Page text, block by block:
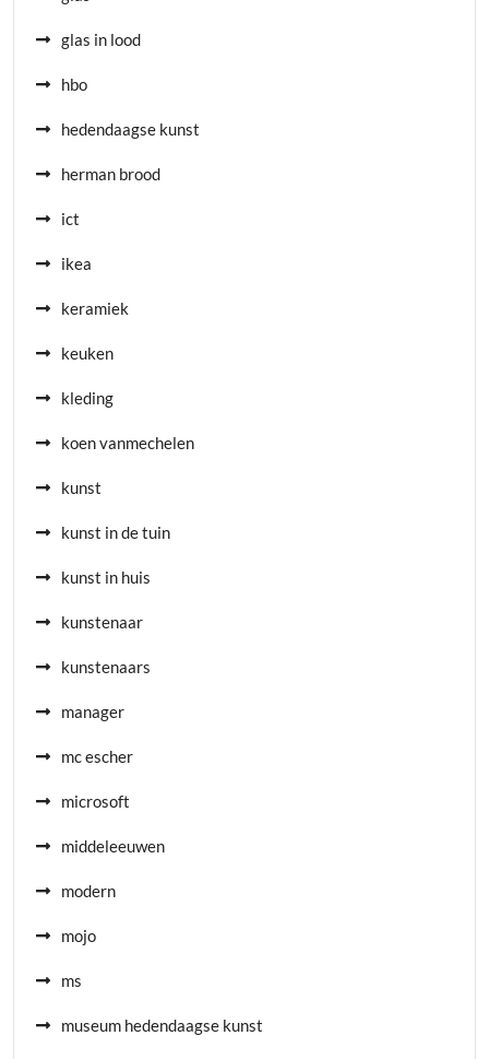
glas in lood
hbo
hedendaagse kunst
herman brood
ict
ikea
keramiek
keuken
kleding
koen vanmechelen
kunst
kunst in de tuin
kunst in huis
kunstenaar
kunstenaars
manager
mc escher
microsoft
middeleeuwen
modern
mojo
ms
museum hedendaagse kunst